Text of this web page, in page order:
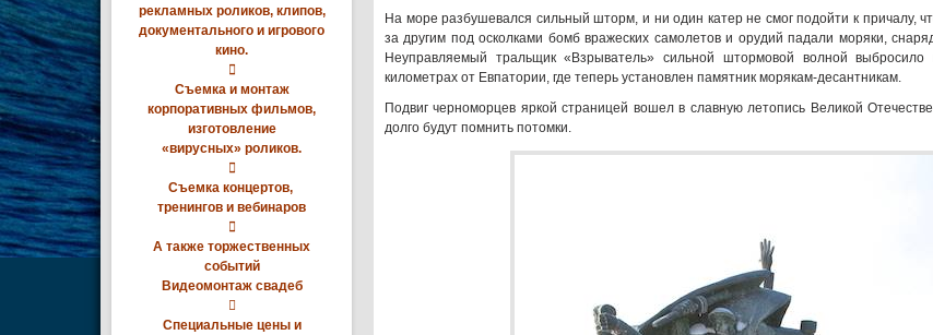
рекламных роликов, клипов,
документального и игрового
кино.

Съемка и монтаж
корпоративных фильмов,
изготовление
«вирусных» роликов.

Съемка концертов,
тренингов и вебинаров

А также торжественных
событий
Видеомонтаж свадеб

Специальные цены и
На море разбушевался сильный шторм, и ни один катер не смог подойти к причалу,
за другим под осколками бомб вражеских самолетов и орудий падали моряки,
Неуправляемый тральщик «Взрыватель» сильной штормовой волной выбросило
километрах от Евпатории, где теперь установлен памятник морякам-десантникам.
Подвиг черноморцев яркой страницей вошел в славную летопись Великой
долго будут помнить потомки.